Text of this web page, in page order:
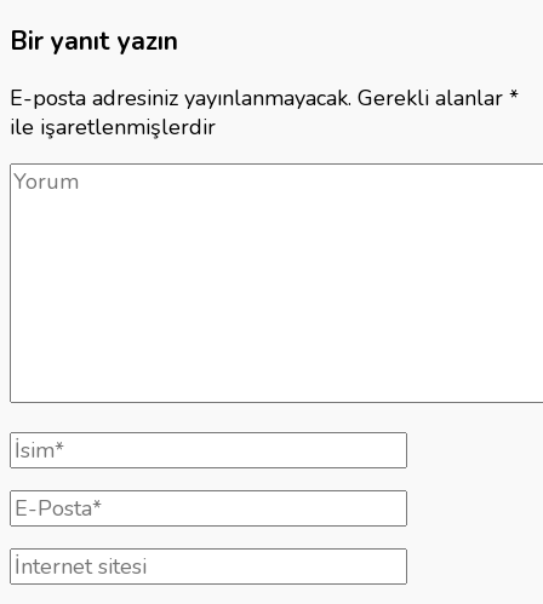
Bir yanıt yazın
E-posta adresiniz yayınlanmayacak. Gerekli alanlar *
ile işaretlenmişlerdir
Yorum
Tam
isim
E-
posta
İnternet
sitesi